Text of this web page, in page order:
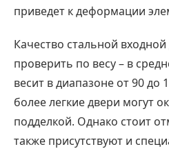
приведет к деформации
Качество стальной
проверить по весу – в
весит в диапазоне от 90 до
более легкие двери могут
подделкой. Однако стоит
также присутствуют и